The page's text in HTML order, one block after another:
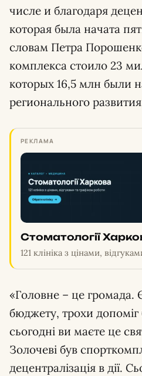
числе и благодаря
которая была начата
словам Петра
комплекса стоило 23
которых 16,5 млн были
регионального
РЕКЛАМА
Стоматології
121 клініка з цінами,
«Головне – це громада.
бюджету, трохи
сьогодні ви маєте це
Золочеві був
децентралізація в дії.